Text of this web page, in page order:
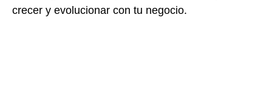
crecer y evolucionar con tu negocio.